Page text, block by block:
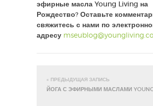
эфирные масла Young Living на
Рождество? Оставьте
свяжитесь с нами по
адресу
« ПРЕДЫДУЩАЯ ЗАПИСЬ
ЙОГА С ЭФИРНЫМИ МАСЛАМИ YOUNG